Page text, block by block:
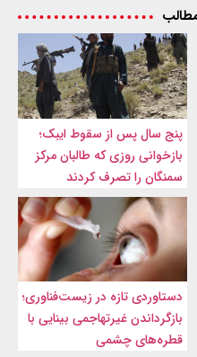
پنج سال پس از سقوط ایبک؛
بازخوانی روزی که طالبان مرکز
سمنگان را تصرف کردند
دستاوردی تازه در زیست‌فناوری؛
بازگرداندن غیرتهاجمی بینایی با
قطره‌های چشمی